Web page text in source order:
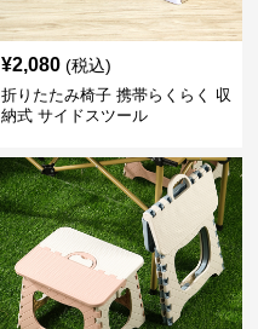
¥2,080 (税込)
折りたたみ椅子 携帯らくらく 収
納式 サイドスツール